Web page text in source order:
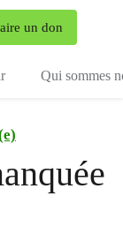
un don
Qui sommes